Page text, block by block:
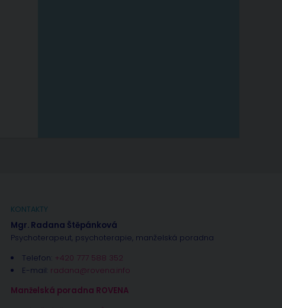
KONTAKTY
Mgr. Radana Štěpánková
Psychoterapeut, psychoterapie, manželská poradna
Telefon: +420 777 588 352
E-mail: radana@rovena.info
Manželská poradna ROVENA